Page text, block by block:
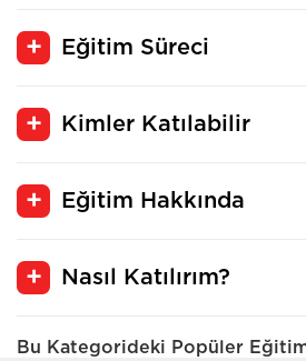
Eğitim Süreci
Kimler Katılabilir
Eğitim Hakkında
Nasıl Katılırım?
Bu Kategorideki Popüler